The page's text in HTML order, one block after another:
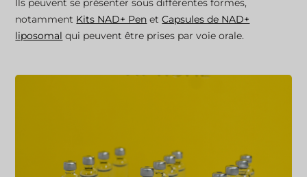
Ils peuvent se présenter sous différentes formes,
notamment Kits NAD+ Pen etCapsules de NAD+
liposomal qui peuvent être prises par voie orale.